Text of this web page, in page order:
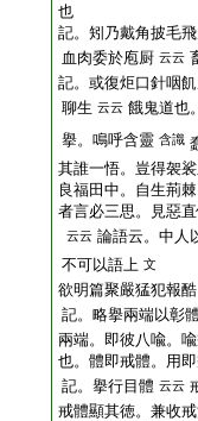
也
記。矧乃戴角披毛
血肉委於庖厨 云云
記。或復炬口針咽
聊生 云云 餓鬼道也
擧。鳴呼含靈 含識
其誰一悟。豈得袈
良福田中。自生荊
者言必三思。見惡
云云 論語云。中人
不可以語上 文
欲明篇聚嚴猛犯報酷
記。略擧兩端以彰
兩端。即彼八喩。
也。體即戒體。用
記。擧行目體 云云
戒體顯其徳。兼收